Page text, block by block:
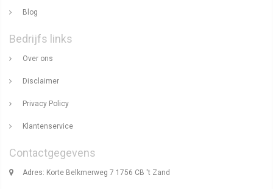
Blog
Bedrijfs links
Over ons
Disclaimer
Privacy Policy
Klantenservice
Contactgegevens
Adres: Korte Belkmerweg 7 1756 CB 't Zand